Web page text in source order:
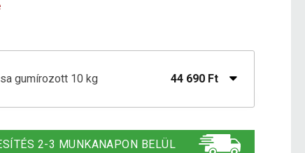
gumírozott 10 kg 44 690 Ft
72 690 Ft
2-3 MUNKANAPON BELÜL